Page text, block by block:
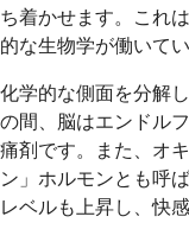
ち着かせます。これ
的な生物学が働いてい
化学的な側面を分解
の間、脳はエンドル
痛剤です。また、オ
ン」ホルモンとも呼
レベルも上昇し、快